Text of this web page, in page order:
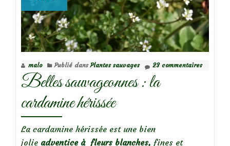
blanc
malo Publié dansPlantes sauvages 23 commentaires
Belles sauvageonnes : la
cardamine hérissée
La cardamine hérissée est une bien
jolie adventice à fleurs blanches, fines et